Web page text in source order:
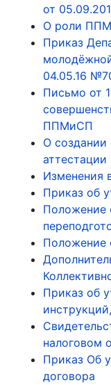
от
О роли
Приказ
04.05.16
Письмо от
ППМиСП
О создании
аттестации
Изменения
Приказ об
Положение
Положение
Приказ об
налоговом
Приказ Об
договора